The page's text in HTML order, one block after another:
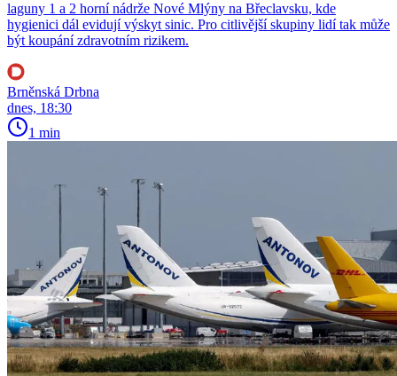
laguny 1 a 2 horní nádrže Nové Mlýny na Břeclavsku, kde
hygienici dál evidují výskyt sinic. Pro citlivější skupiny lidí tak může
být koupání zdravotním rizikem.
Brněnská Drbna
dnes, 18:30
1 min